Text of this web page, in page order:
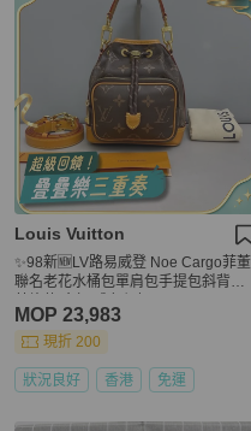
Louis Vuitton
✨98新🆕LV路易威登 Noe Cargo菲董
聯名老花水桶包單肩包手提包斜背包
MOP 23,983
現折 200
狀況良好 香港 免運